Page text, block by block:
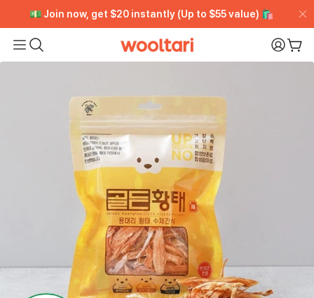
💵 Join now, get $20 instantly (Up to $55 value) 🛍️
[VIP CLUB] Unlimited Rewards + Early Access ➡️ Free
Trial
💵 Join now, get $20 instantly (Up to $55 value) 🛍️
[VIP CLUB] Unlimited Rewards + Early Access ➡️ Free
Trial
Wooltari My
购